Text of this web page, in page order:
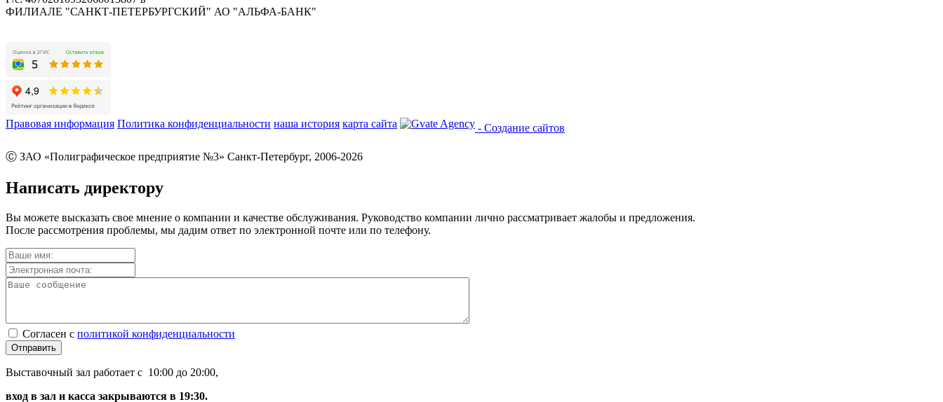
ФИЛИАЛЕ "САНКТ-ПЕТЕРБУРГСКИЙ" АО "АЛЬФА-БАНК"
Правовая информация Политика конфиденциальности наша история карта сайта - Создание сайтов
Ⓒ ЗАО «Полиграфическое предприятие №3» Санкт-Петербург, 2006-2026
Написать директору
Вы можете высказать свое мнение о компании и качестве обслуживания. Руководство компании лично рассматривает жалобы и предложения.
После рассмотрения проблемы, мы дадим ответ по электронной почте или по телефону.
Согласен с политикой конфиденциальности
Отправить
Выставочный зал работает с 10:00 до 20:00,
вход в зал и касса закрываются в 19:30.